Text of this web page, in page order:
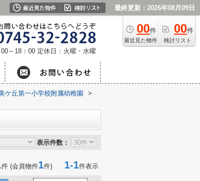
最終更新：2026年08月09日
00件
最近見た物件
00件
検討リスト
～18：00 定休日：火曜・水曜
ケ丘第一小学校附属幼稚園
>
表示件数：
件 (会員物件1件) 1-1件表示